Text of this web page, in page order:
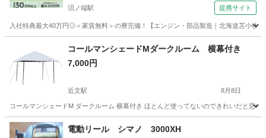
沼ノ端駅 提携サイト
入社特典最大40万円◎＜家賃無料＞の寮完備！【エンジン・部品製造｜北海道苫小牧
その他
コールマンシェードMダークルーム 横幕付き
7,000円
近文駅 8月8日
コールマンシェードM ダークルーム 横幕付き ほとんど使ってないのできれいだと思い
北海道 旭川市 近文駅
電動リール シマノ 3000XH